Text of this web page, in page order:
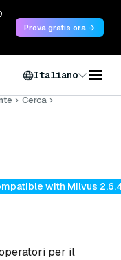
Prova gratis ora →
Italiano
Cerca
with Milvus
per il